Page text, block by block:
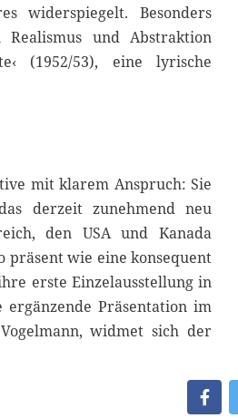
widerspiegelt. Besonders
und Abstraktion
(1952/53), eine lyrische
mit klarem Anspruch: Sie
derzeit zunehmend neu
den USA und Kanada
präsent wie eine konsequent
erste Einzelausstellung in
Präsentation im
widmet sich der